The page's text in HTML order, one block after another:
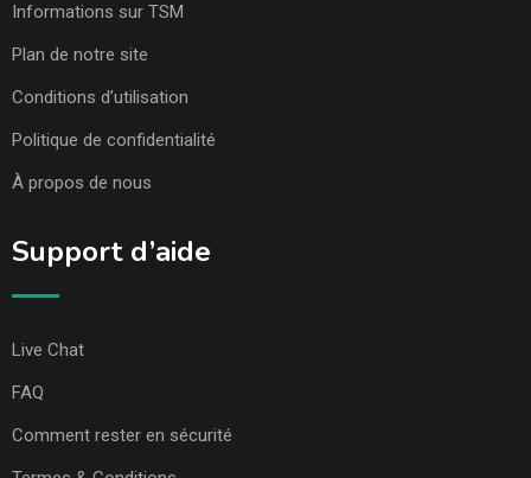
Informations sur TSM
Plan de notre site
Conditions d’utilisation
Politique de confidentialité
À propos de nous
Support d’aide
Live Chat
FAQ
Comment rester en sécurité